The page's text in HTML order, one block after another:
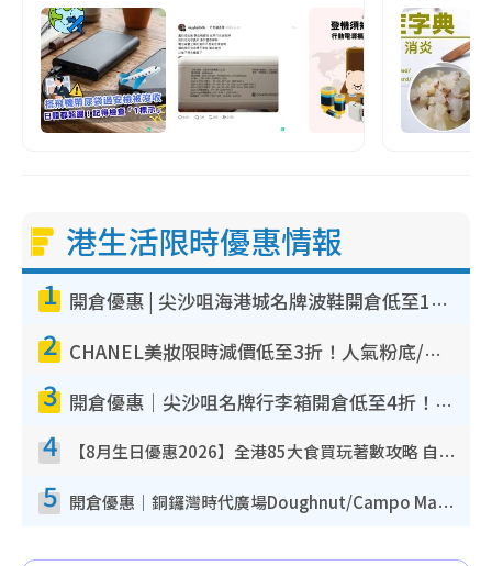
港生活限時優惠情報
1 開倉優惠 | 尖沙咀海港城名牌波鞋開倉低至1折！On鞋$899起／Joy&Peace鞋履$98起
2 CHANEL美妝限時減價低至3折！人氣粉底/唇膏/精華液低至$275！COCO香水都有平
3 開倉優惠｜尖沙咀名牌行李箱開倉低至4折！一連5日 American Tourister/ace./Hallmark $200起！
4 【8月生日優惠2026】全港85大食買玩著數攻略 自助餐/火鍋放題同行免費＋誠品/DONKI送現金券
5 開倉優惠｜銅鑼灣時代廣場Doughnut/Campo Marzio開倉低至1折！背囊、書包、手袋劈價$200起